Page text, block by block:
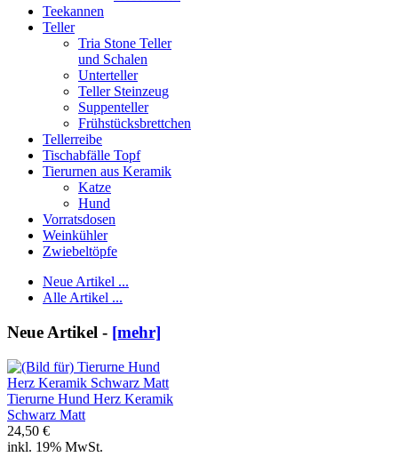
Teekannen
Teller
Tria Stone Teller
und Schalen
Unterteller
Teller Steinzeug
Suppenteller
Frühstücksbrettchen
Tellerreibe
Tischabfälle Topf
Tierurnen aus Keramik
Katze
Hund
Vorratsdosen
Weinkühler
Zwiebeltöpfe
Neue Artikel ...
Alle Artikel ...
Neue Artikel - [mehr]
Tierurne Hund Herz Keramik
Schwarz Matt
24,50 €
inkl. 19% MwSt.